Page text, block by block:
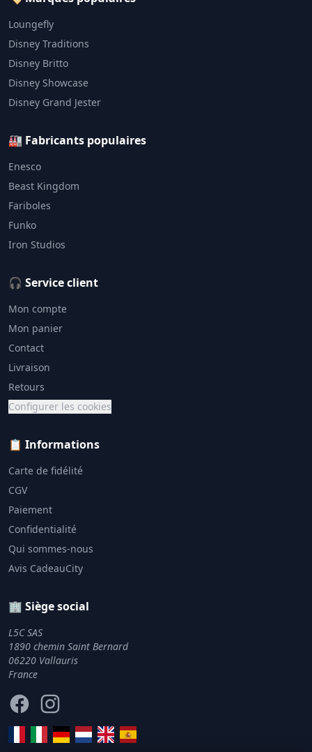
Loungefly
Disney Traditions
Disney Britto
Disney Showcase
Disney Grand Jester
🏭 Fabricants populaires
Enesco
Beast Kingdom
Fariboles
Funko
Iron Studios
🎧 Service client
Mon compte
Mon panier
Contact
Livraison
Retours
Configurer les cookies
📋 Informations
Carte de fidélité
CGV
Paiement
Confidentialité
Qui sommes-nous
Avis CadeauCity
🏢 Siège social
L5C SAS
1890 chemin Saint Bernard
06220 Vallauris
France
FacebookInstagram